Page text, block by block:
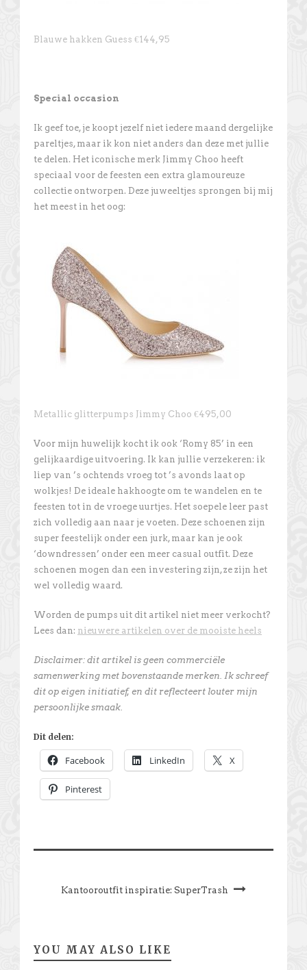
Blauwe hakken Guess €144,95
Special occasion
Ik geef toe, je koopt jezelf niet iedere maand dergelijke
pareltjes, maar ik kon niet anders dan deze met jullie
te delen. Het iconische merk Jimmy Choo heeft
speciaal voor de feesten een extra glamoureuze
collectie ontworpen. Deze juweeltjes sprongen bij mij
het meest in het oog:
Metallic glitterpumps Jimmy Choo €495,00
Voor mijn huwelijk kocht ik ook ‘Romy 85’ in een
gelijkaardige uitvoering. Ik kan jullie verzekeren: ik
liep van ’s ochtends vroeg tot ’s avonds laat op
wolkjes! De ideale hakhoogte om te wandelen en te
feesten tot in de vroege uurtjes. Het soepele leer past
zich volledig aan naar je voeten. Deze schoenen zijn
super feestelijk onder een jurk, maar kan je ook
‘downdressen’ onder een meer casual outfit. Deze
schoenen mogen dan een investering zijn, ze zijn het
wel volledig waard.
Worden de pumps uit dit artikel niet meer verkocht?
Lees dan: nieuwere artikelen over de mooiste heels
Disclaimer: dit artikel is geen commerciële
samenwerking met bovenstaande merken. Ik schreef
dit op eigen initiatief, en dit reflecteert louter mijn
persoonlijke smaak.
Dit delen:
Facebook LinkedIn X
Pinterest
Kantooroutfit inspiratie: SuperTrash
YOU MAY ALSO LIKE